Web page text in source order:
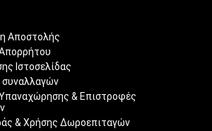
Αποστολής
Ιστοσελίδας
Υπαναχώρησης & Επιστροφές
& Χρήσης Δωροεπιταγών